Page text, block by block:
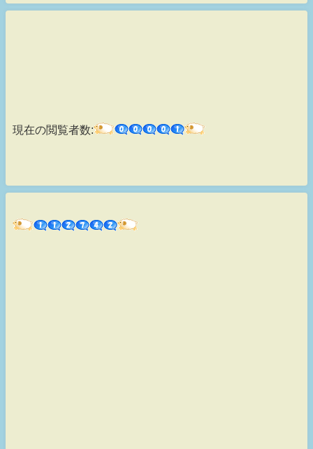
現在の閲覧者数: